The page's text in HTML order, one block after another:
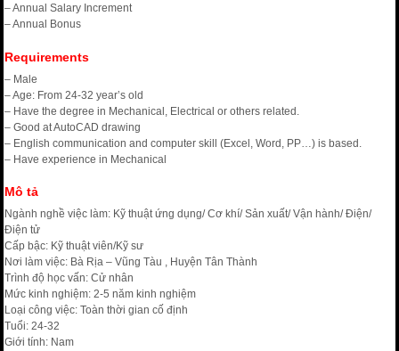
– Annual Salary Increment
– Annual Bonus
Requirements
– Male
– Age: From 24-32 year’s old
– Have the degree in Mechanical, Electrical or others related.
– Good at AutoCAD drawing
– English communication and computer skill (Excel, Word, PP…) is based.
– Have experience in Mechanical
Mô tả
Ngành nghề việc làm: Kỹ thuật ứng dụng/ Cơ khí/ Sản xuất/ Vận hành/ Điện/
Điện tử
Cấp bậc: Kỹ thuật viên/Kỹ sư
Nơi làm việc: Bà Rịa – Vũng Tàu , Huyện Tân Thành
Trình độ học vấn: Cử nhân
Mức kinh nghiệm: 2-5 năm kinh nghiệm
Loại công việc: Toàn thời gian cố định
Tuổi: 24-32
Giới tính: Nam